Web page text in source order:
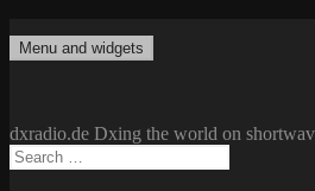
to
dxradio.de
DXing the world on shortwave
Menu and widgets
dxradio.de Dxing the world on
Search
for: